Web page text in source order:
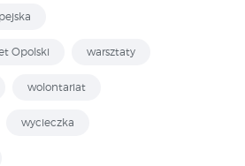
Opolski warsztaty
wolontariat
wycieczka